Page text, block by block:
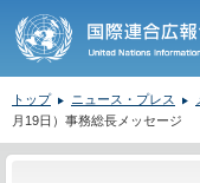
トップ ニュース・プレス
月19日）事務総長メッセージ